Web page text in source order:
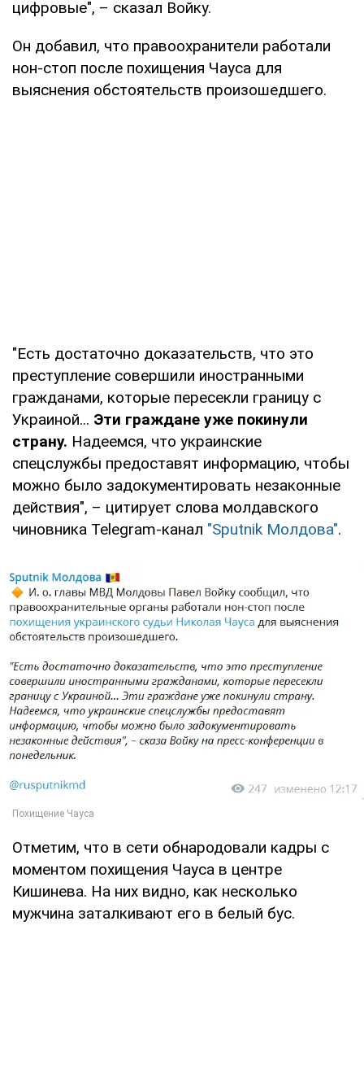
цифровые", – сказал Войку.
Он добавил, что правоохранители работали
нон-стоп после похищения Чауса для
выяснения обстоятельств произошедшего.
"Есть достаточно доказательств, что это
преступление совершили иностранными
гражданами, которые пересекли границу с
Украиной... Эти граждане уже покинули
страну. Надеемся, что украинские
спецслужбы предоставят информацию, чтобы
можно было задокументировать незаконные
действия", – цитирует слова молдавского
чиновника Telegram-канал "Sputnik Молдова".
Отметим, что в сети обнародовали кадры с
моментом похищения Чауса в центре
Кишинева. На них видно, как несколько
мужчина заталкивают его в белый бус.